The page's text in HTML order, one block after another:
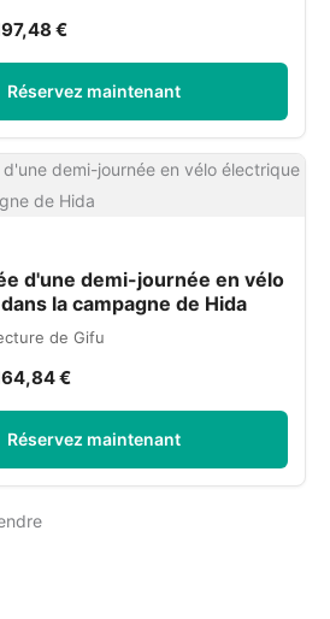
€
Réservez maintenant
d'une demi-journée en vélo
la campagne de Hida
de Gifu
€
Réservez maintenant